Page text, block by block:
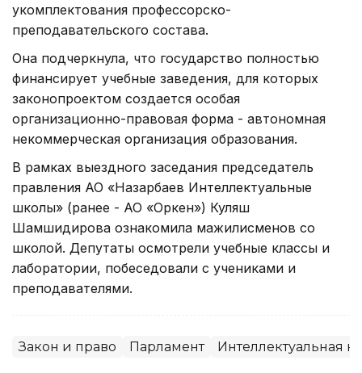
укомплектования профессорско-
преподавательского состава.
Она подчеркнула, что государство полностью
финансирует учебные заведения, для которых
законопроектом создается особая
организационно-правовая форма - автономная
некоммерческая организация образования.
В рамках выездного заседания председатель
правления АО «Назарбаев Интеллектуальные
школы» (ранее - АО «Оркен») Куляш
Шамшидирова ознакомила мажилисменов со
школой. Депутаты осмотрели учебные классы и
лаборатории, побеседовали с учениками и
преподавателями.
Закон и право Парламент Интеллектуальная